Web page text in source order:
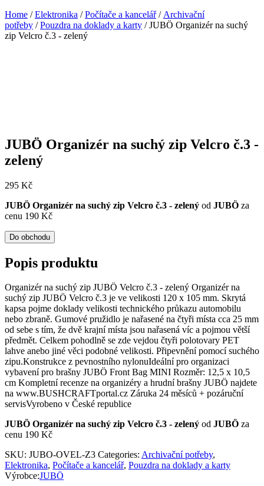
Home /Elektronika /Počítače a kancelář/ Archivační
potřeby /Pouzdra na doklady a karty / JUBÖ Organizér na suchý
zip Velcro č.3 - zelený
JUBÖ Organizér na suchý zip Velcro č.3 -
zelený
295 Kč
JUBÖ Organizér na suchý zip Velcro č.3 - zelený od JUBÖ za
cenu 190 Kč
Do obchodu
Popis produktu
Organizér na suchý zip JUBÖ Velcro č.3 - zelený Organizér na
suchý zip JUBÖ Velcro č.3 je ve velikosti 120 x 105 mm. Skrytá
kapsa pojme doklady velikosti technického průkazu automobilu
nebo zbraně. Gumové pružidlo je nařasené na čtyři místa cca 25 mm
od sebe s tím, že dvě krajní místa jsou nařasená víc a pojmou větší
předmět. Celkem pohodlně se zde vejdou čtyři polotovary PET
lahve anebo jiné věci podobné velikosti. Připevnění pomocí suchého
zipu.Konstrukce z pevnostního nylonuIdeální pro organizaci
vybavení pro brašny JUBÖ Front Bag MINI Rozměr: 12,5 x 10,5
cm Kompletní recenze na organizéry a hrudní brašny JUBÖ najdete
na www.BUSHCRAFTportal.cz Záruka 24 měsíců + pozáruční
servisVyrobeno v České republice
JUBÖ Organizér na suchý zip Velcro č.3 - zelený od JUBÖ za
cenu 190 Kč
SKU: JUBO-OVEL-Z3 Categories: Archivační potřeby,
Elektronika, Počítače a kancelář, Pouzdra na doklady a karty
Výrobce:JUBÖ